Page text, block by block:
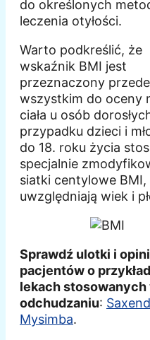
do określonych
leczenia otyłości.
Warto podkreślić, że
wskaźnik BMI jest
przeznaczony przede
wszystkim do oceny
ciała u osób
przypadku dzieci i
do 18. roku życia
specjalnie
siatki centylowe
uwzględniają wiek i
Sprawdź ulotki i
pacjentów o
lekach stosowanych
odchudzaniu:
Mysimba.